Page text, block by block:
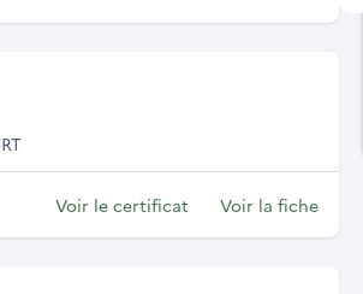
Voir le certificat Voir la fiche